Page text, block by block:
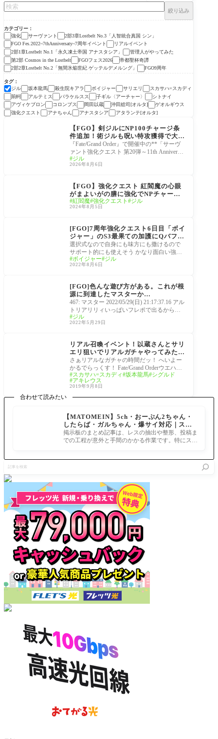
絞り込み
カテゴリー
強化
サーヴァント
2部3章Lostbelt No.3「人智統合真国 シン」
FGO Fes.2022~7thAnniversaty~7周年イベント
リアルイベント
2部1章Lostbelt No.1「永久凍土帝国 アナスタシア」
管理人がやってみた
第2部 Cosmos in the Lostbelt
FGOフェス2026
帝都聖杯奇譚
2部2章Lostbelt No.2「無間氷焔世紀 ゲッテルデメルング」
FGO9周年
タグ
ジル
坂本龍馬 殺生院キアラ ボイジャー サリエリ
スカサハ=スカディ
荊軻
アルテミス パラケルスス 子ギル〈アーチャー〉
シトナイ
アヴィケブロン
コロンブス 岡田以蔵 沖田総司[オルタ]
ゲオルギウス
強化クエスト
アナちゃん アナスタシア アタランテ[オルタ]
強化
【FGO】剣ジルにNP100チャージ条
件追加！術ジルも呪い特攻獲得で大き
く強化
『Fate/Grand Order』で開催中の**「サーヴ
ァント強化クエスト 第20弾～11th Anniversar
y～特別編」**4日目では、セイバーとキャ
スターのジル
ジル
2026年8月6日
【FGO】強化クエスト 紅閻魔の心眼
がまよいがの膳に強化でNPチャージ5
0族に！剣ジルもスキル強化
紅閻魔 強化クエスト ジル
2024年8月5日
[FGO]7周年強化クエスト6日目「ボイ
ジャー」のS3最果ての加護にQバフ追
加「術ジル」宝具強化でフォーリナー
のNPチャージだと？！強化倍率と詳
細
選択式なので自身にも味方にも撒けるので
サポート的にも使えそう かなり面白い強化
ですが術ジルがフォーリナーと組む機会あ
るの
ボイジャー ジル
2022年8月6日
[FGO]色んな遊び方がある。これが根
源に到達したマスターか…
467: マスター 2022/05/29(日) 21:17:37.16 アル
トリアリリィいっぱいフレポで出るからプ
チレベル制覇目指してるわ 80～46まではで
きたし40よ
ジル
2022年5月29日
リアル召喚イベント！以蔵さんとサリ
エリ狙いでリアルガチャやってみた。
[Fate/Grand Orderウエハース７]結
果は如何に！
さぁリアルなガチャの時間だッ！ へいよー
かるでらっくす！ Fate/Grand Orderウエハー
ス７ 「Fate/Grand Order」のイラストを使用
したカード
スカサハ=スカディ 坂本龍馬 シグルド
アキレウス
2019年9月8日
合わせて読みたい
【MATOMEIN】5ch・おーぷん2ちゃん・
したらば・ガルちゃん・爆サイ対応｜スマ
ホでまとめ記事を作れるアプリ FGOのまと
め記事ができるまで
掲示板のまとめ記事は、レスの抽出や整形、投稿ま
での工程が意外と手間のかかる作業です。特にスマ
を
検